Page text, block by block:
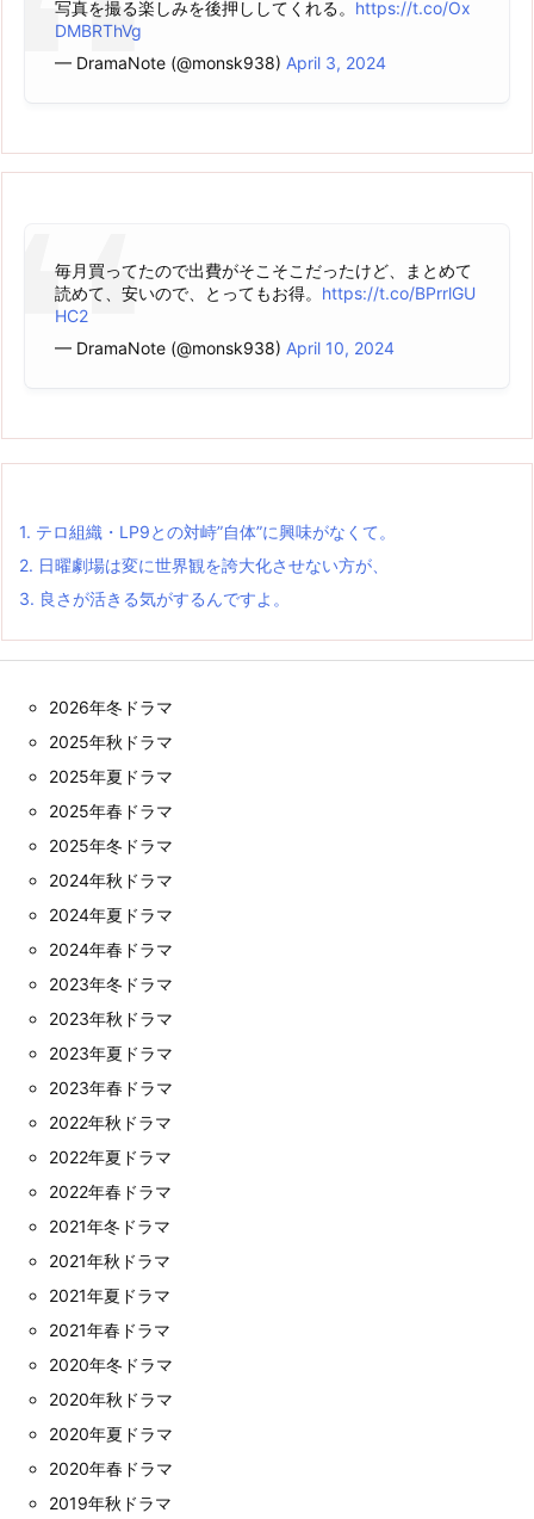
写真を撮る楽しみを後押ししてくれる。 https://t.co/Ox
DMBRThVg
— DramaNote (@monsk938) April 3, 2024
毎月買ってたので出費がそこそこだったけど、まとめて
読めて、安いので、とってもお得。 https://t.co/BPrrlGU
HC2
— DramaNote (@monsk938) April 10, 2024
1. テロ組織・LP9との対峙”自体”に興味がなくて。
2. 日曜劇場は変に世界観を誇大化させない方が、
3. 良さが活きる気がするんですよ。
2026年冬ドラマ
2025年秋ドラマ
2025年夏ドラマ
2025年春ドラマ
2025年冬ドラマ
2024年秋ドラマ
2024年夏ドラマ
2024年春ドラマ
2023年冬ドラマ
2023年秋ドラマ
2023年夏ドラマ
2023年春ドラマ
2022年秋ドラマ
2022年夏ドラマ
2022年春ドラマ
2021年冬ドラマ
2021年秋ドラマ
2021年夏ドラマ
2021年春ドラマ
2020年冬ドラマ
2020年秋ドラマ
2020年夏ドラマ
2020年春ドラマ
2019年秋ドラマ